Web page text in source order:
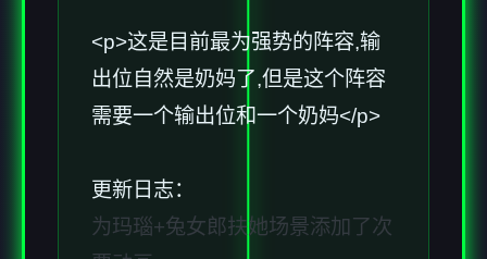
<p>这是目前最为强势的阵容,输
出位自然是奶妈了,但是这个阵容
需要一个输出位和一个奶妈</p>
更新日志：
为玛瑙+兔女郎扶她场景添加了次